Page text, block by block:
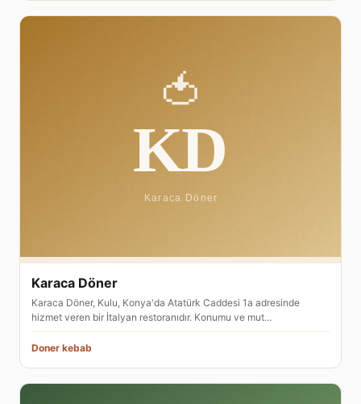
Karaca Döner
Karaca Döner, Kulu, Konya'da Atatürk Caddesi 1a adresinde
hizmet veren bir İtalyan restoranıdır. Konumu ve mut…
Doner kebab